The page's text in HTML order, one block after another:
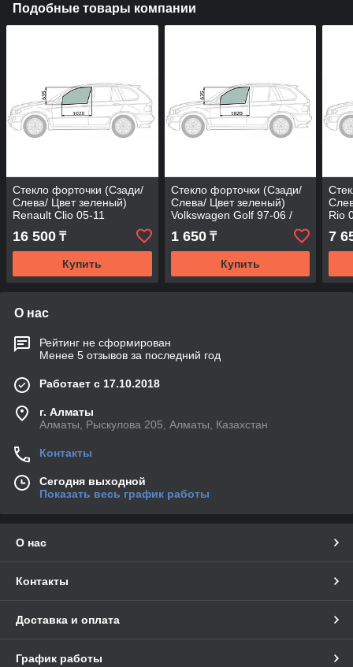
Подобные товары компании
Стекло форточки (Сзади/
Слева/ Цвет зеленый)
Renault Clio 05-11
16 500 ₸
Купить
Стекло форточки (Сзади/
Слева/ Цвет зеленый)
Volkswagen Golf 97-06 /
Bora 98-05
1 650₸
Купить
Rio
7
О нас
Рейтинг не сформирован
Менее 5 отзывов за последний год
Работает с 17.10.2018
г. Алматы
Алматы, Рыскулова 205, Алматы, Казахстан
Контакты
Сегодня выходной
Показать весь график работы
О нас
Контакты
Доставка и оплата
График работы